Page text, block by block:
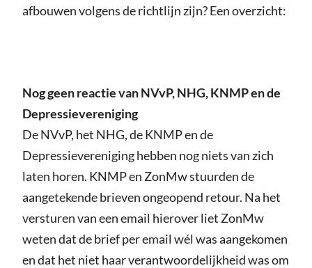
afbouwen volgens de richtlijn zijn? Een overzicht:
Nog geen reactie van NVvP, NHG, KNMP en de
Depressievereniging
De NVvP, het NHG, de KNMP en de
Depressievereniging hebben nog niets van zich
laten horen. KNMP en ZonMw stuurden de
aangetekende brieven ongeopend retour. Na het
versturen van een email hierover liet ZonMw
weten dat de brief per email wél was aangekomen
en dat het niet haar verantwoordelijkheid was om